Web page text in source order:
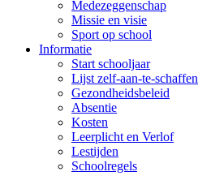
Medezeggenschap
Missie en visie
Sport op school
Informatie
Start schooljaar
Lijst zelf-aan-te-schaffen
Gezondheidsbeleid
Absentie
Kosten
Leerplicht en Verlof
Lestijden
Schoolregels